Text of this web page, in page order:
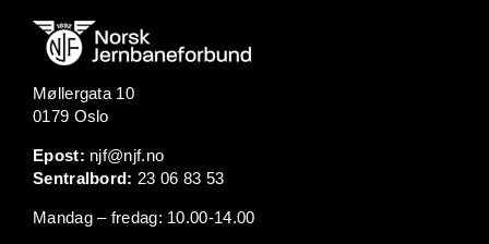
Møllergata 10
0179 Oslo
Epost: njf@njf.no
Sentralbord: 23 06 83 53
Mandag – fredag: 10.00-14.00